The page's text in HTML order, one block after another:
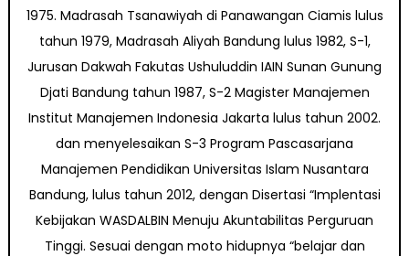
1975. Madrasah Tsanawiyah di Panawangan Ciamis lulus
tahun 1979, Madrasah Aliyah Bandung lulus 1982, S-1,
Jurusan Dakwah Fakutas Ushuluddin IAIN Sunan Gunung
Djati Bandung tahun 1987, S-2 Magister Manajemen
Institut Manajemen Indonesia Jakarta lulus tahun 2002.
dan menyelesaikan S-3 Program Pascasarjana
Manajemen Pendidikan Universitas Islam Nusantara
Bandung, lulus tahun 2012, dengan Disertasi “Implentasi
Kebijakan WASDALBIN Menuju Akuntabilitas Perguruan
Tinggi. Sesuai dengan moto hidupnya “belajar dan